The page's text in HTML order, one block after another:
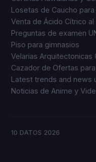
Losetas de Caucho para
Venta de Ácido Cítrico
Preguntas de examen
Piso para gimnasios
Velarias Arquitectonicas
Cazador de Ofertas
Latest trends and news
Noticias de Anime y
10 DATOS 2026